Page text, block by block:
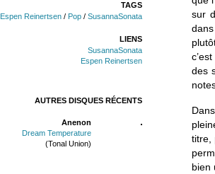
TAGS
Espen Reinertsen / Pop / SusannaSonata
LIENS
SusannaSonata
Espen Reinertsen
AUTRES DISQUES RÉCENTS
Anenon
Dream Temperature
(Tonal Union)
sur
des
titre,
bien